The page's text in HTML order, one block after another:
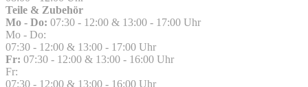
Teile & Zubehör
Mo - Do: 07:30 - 12:00 & 13:00 - 17:00 Uhr
Mo - Do:
07:30 - 12:00 & 13:00 - 17:00 Uhr
Fr: 07:30 - 12:00 & 13:00 - 16:00 Uhr
Fr:
07:30 - 12:00 & 13:00 - 16:00 Uhr